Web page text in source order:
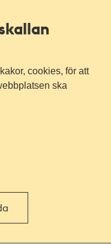
cookies, för att
ska